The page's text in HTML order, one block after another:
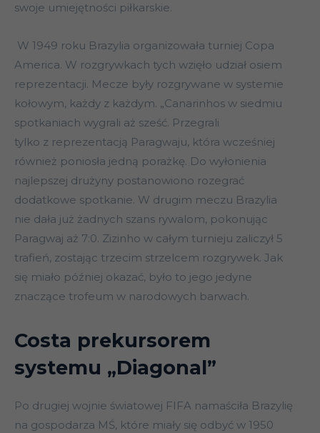
swoje umiejętności piłkarskie.
W 1949 roku Brazylia organizowała turniej Copa
America. W rozgrywkach tych wzięło udział osiem
reprezentacji. Mecze były rozgrywane w systemie
kołowym, każdy z każdym. „Canarinhos w siedmiu
spotkaniach wygrali aż sześć. Przegrali
tylko z reprezentacją Paragwaju, która wcześniej
również poniosła jedną porażkę. Do wyłonienia
najlepszej drużyny postanowiono rozegrać
dodatkowe spotkanie. W drugim meczu Brazylia
nie dała już żadnych szans rywalom, pokonując
Paragwaj aż 7:0. Zizinho w całym turnieju zaliczył 5
trafień, zostając trzecim strzelcem rozgrywek. Jak
się miało później okazać, było to jego jedyne
znaczące trofeum w narodowych barwach.
Costa prekursorem
systemu „Diagonal”
Po drugiej wojnie światowej FIFA namaściła Brazylię
na gospodarza MŚ, które miały się odbyć w 1950